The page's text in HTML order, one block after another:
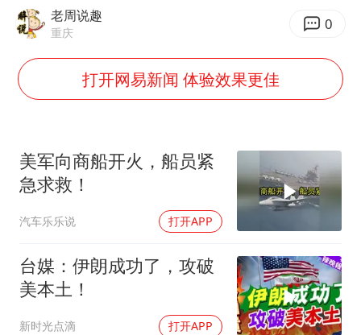
中方回应日本广岛核爆81周年
中国五箭齐发反制美国
韩国到底有多热
中国经济展现强大韧性和活力
老周说趣
重庆 0
打开网易新闻 体验效果更佳
美军向商船开火，船员紧
急求救！
汽车乐乐说 打开APP
台媒：伊朗成功了，攻破
美本土！
新时光点滴 打开APP